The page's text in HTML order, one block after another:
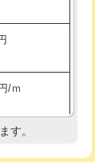
/ｍ
す。